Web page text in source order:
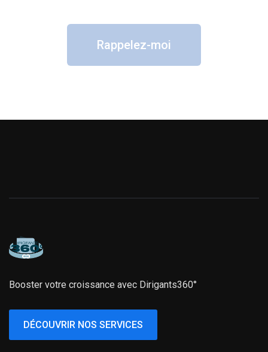
Rappelez-moi
Booster votre croissance avec Dirigants360°
DÉCOUVRIR NOS SERVICES